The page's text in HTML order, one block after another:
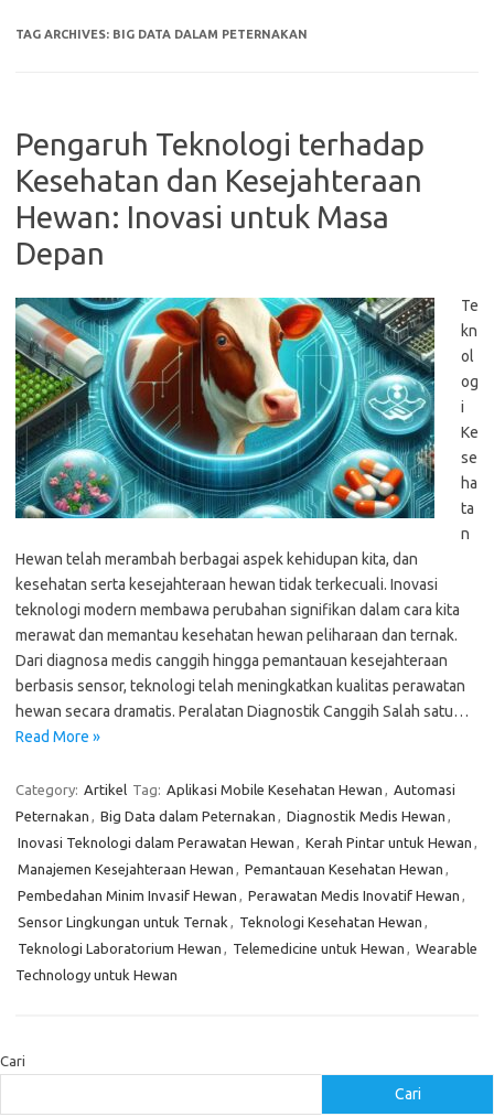
TAG ARCHIVES: BIG DATA DALAM PETERNAKAN
Pengaruh Teknologi terhadap
Kesehatan dan Kesejahteraan
Hewan: Inovasi untuk Masa
Depan
Te
kn
ol
og
i
Ke
se
ha
ta
n
Hewan telah merambah berbagai aspek kehidupan kita, dan
kesehatan serta kesejahteraan hewan tidak terkecuali. Inovasi
teknologi modern membawa perubahan signifikan dalam cara kita
merawat dan memantau kesehatan hewan peliharaan dan ternak.
Dari diagnosa medis canggih hingga pemantauan kesejahteraan
berbasis sensor, teknologi telah meningkatkan kualitas perawatan
hewan secara dramatis. Peralatan Diagnostik Canggih Salah satu…
Read More »
Category: Artikel Tag: Aplikasi Mobile Kesehatan Hewan , Automasi
Peternakan , Big Data dalam Peternakan , Diagnostik Medis Hewan ,
Inovasi Teknologi dalam Perawatan Hewan , Kerah Pintar untuk Hewan ,
Manajemen Kesejahteraan Hewan , Pemantauan Kesehatan Hewan ,
Pembedahan Minim Invasif Hewan , Perawatan Medis Inovatif Hewan ,
Sensor Lingkungan untuk Ternak , Teknologi Kesehatan Hewan ,
Teknologi Laboratorium Hewan , Telemedicine untuk Hewan , Wearable
Technology untuk Hewan
Cari
Cari